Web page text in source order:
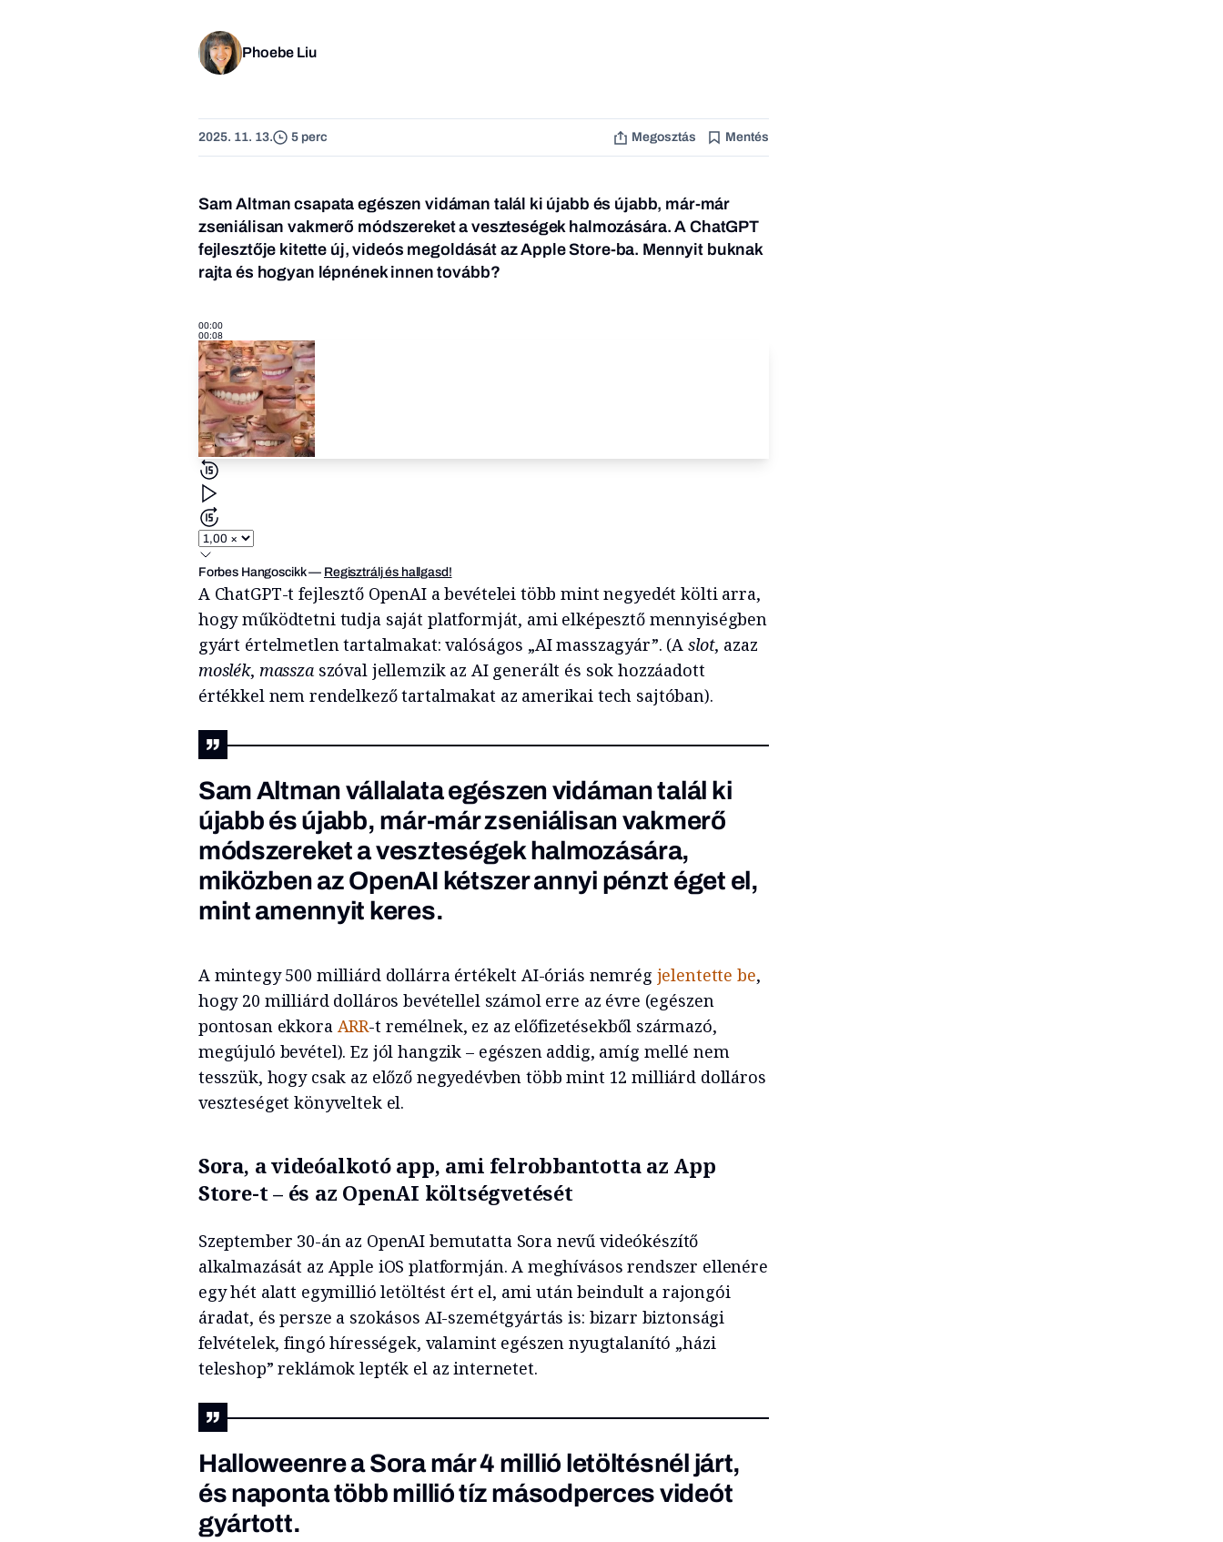
Phoebe Liu
2025. 11. 13. 5 perc Megosztás Mentés
Sam Altman csapata egészen vidáman talál ki újabb és újabb, már-már
zseniálisan vakmerő módszereket a veszteségek halmozására. A ChatGPT
fejlesztője kitette új, videós megoldását az Apple Store-ba. Mennyit buknak
rajta és hogyan lépnének innen tovább?
00:00
00:08
Forbes Hangoscikk— Regisztrálj és hallgasd!
A ChatGPT-t fejlesztő OpenAI a bevételei több mint negyedét költi arra,
hogy működtetni tudja saját platformját, ami elképesztő mennyiségben
gyárt értelmetlen tartalmakat: valóságos „AI masszagyár”. (Aslot, azaz
moslék, masszaszóval jellemzik az AI generált és sok hozzáadott
értékkel nem rendelkező tartalmakat az amerikai tech sajtóban).
Sam Altman vállalata egészen vidáman talál ki
újabb és újabb, már-már zseniálisan vakmerő
módszereket a veszteségek halmozására,
miközben az OpenAI kétszer annyi pénzt éget el,
mint amennyit keres.
A mintegy 500 milliárd dollárra értékelt AI-óriás nemrég jelentette be,
hogy 20 milliárd dolláros bevétellel számol erre az évre (egészen
pontosan ekkora ARR-t remélnek, ez az előfizetésekből származó,
megújuló bevétel). Ez jól hangzik – egészen addig, amíg mellé nem
tesszük, hogy csak az előző negyedévben több mint 12 milliárd dolláros
veszteséget könyveltek el.
Sora, a videóalkotó app, ami felrobbantotta az App
Store-t – és az OpenAI költségvetését
Szeptember 30-án az OpenAI bemutatta Sora nevű videókészítő
alkalmazását az Apple iOS platformján. A meghívásos rendszer ellenére
egy hét alatt egymillió letöltést ért el, ami után beindult a rajongói
áradat, és persze a szokásos AI-szemétgyártás is: bizarr biztonsági
felvételek, fingó hírességek, valamint egészen nyugtalanító „házi
teleshop” reklámok lepték el az internetet.
Halloweenre a Sora már 4 millió letöltésnél járt,
és naponta több millió tíz másodperces videót
gyártott.